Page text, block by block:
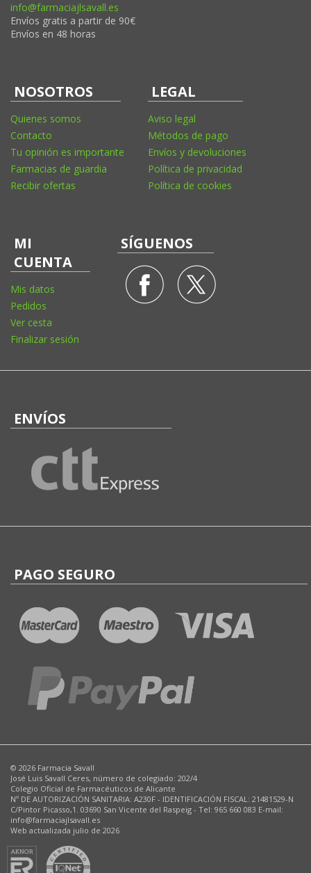
info@farmaciajlsavall.es
Envíos gratis a partir de 90€
Envíos en 48 horas
NOSOTROS
Quienes somos
Contacto
Tu opinión es importante
Farmacias de guardia
Recibir ofertas
LEGAL
Aviso legal
Métodos de pago
Envíos y devoluciones
Política de privacidad
Política de cookies
MI
CUENTA
Mis datos
Pedidos
Ver cesta
Finalizar sesión
SÍGUENOS
ENVÍOS
PAGO SEGURO
© 2026 Farmacia Savall
José Luis Savall Ceres, número de colegiado: 202/4
Colegio Oficial de Farmacéuticos de Alicante
Nº DE AUTORIZACIÓN SANITARIA: A230F - IDENTIFICACIÓN FISCAL: 21481529-N
C/Pintor Picasso,1. 03690 San Vicente del Raspeig - Tel: 965 660 083 E-mail:
info@farmaciajlsavall.es
Web actualizada julio de 2026